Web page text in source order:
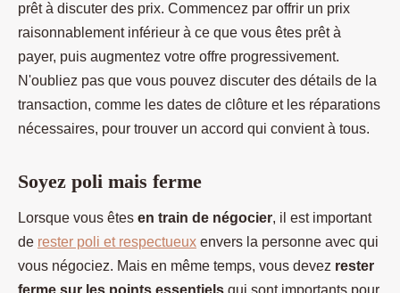
prêt à discuter des prix. Commencez par offrir un prix
raisonnablement inférieur à ce que vous êtes prêt à
payer, puis augmentez votre offre progressivement.
N'oubliez pas que vous pouvez discuter des détails de la
transaction, comme les dates de clôture et les réparations
nécessaires, pour trouver un accord qui convient à tous.
Soyez poli mais ferme
Lorsque vous êtes en train de négocier, il est important
de rester poli et respectueux envers la personne avec qui
vous négociez. Mais en même temps, vous devez rester